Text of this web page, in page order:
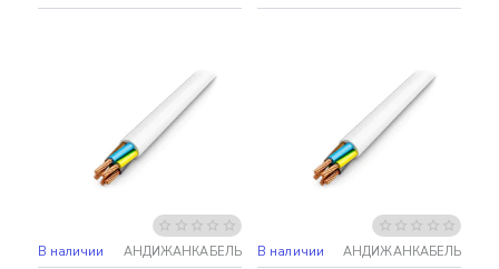
В наличии АНДИЖАНКАБЕЛЬ Бестселлер
В наличии АНДИЖАНКАБЕЛЬ